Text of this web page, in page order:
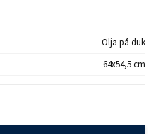
Olja på duk
64x54,5 cm